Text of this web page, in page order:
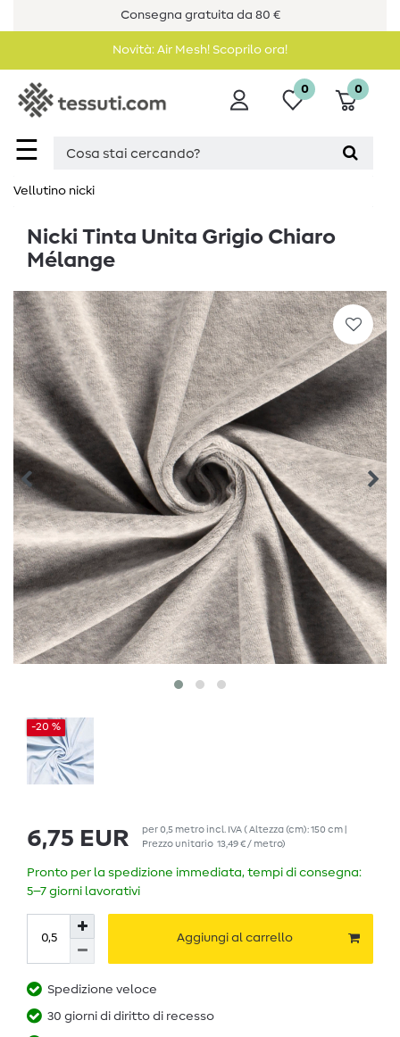
Consegna gratuita da 80 €
Novità: Air Mesh! Scoprilo ora!
☰
0 0
Vellutino nicki
Nicki Tinta Unita Grigio Chiaro
Mélange
-20 %
6,75 EUR per0,5 metroincl. IVA( Altezza (cm): 150 cm |
Prezzo unitario 13,49 € / metro)
Pronto per la spedizione immediata, tempi di consegna:
5–7 giorni lavorativi
Aggiungi al carrello
Spedizione veloce
30 giorni di diritto di recesso